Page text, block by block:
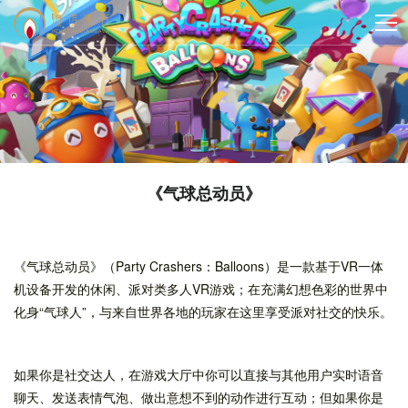
《气球总动员》
《气球总动员》（Party Crashers：Balloons）是一款基于VR一体
机设备开发的休闲、派对类多人VR游戏；在充满幻想色彩的世界中
化身“气球人”，与来自世界各地的玩家在这里享受派对社交的快乐。
如果你是社交达人，在游戏大厅中你可以直接与其他用户实时语音
聊天、发送表情气泡、做出意想不到的动作进行互动；但如果你是